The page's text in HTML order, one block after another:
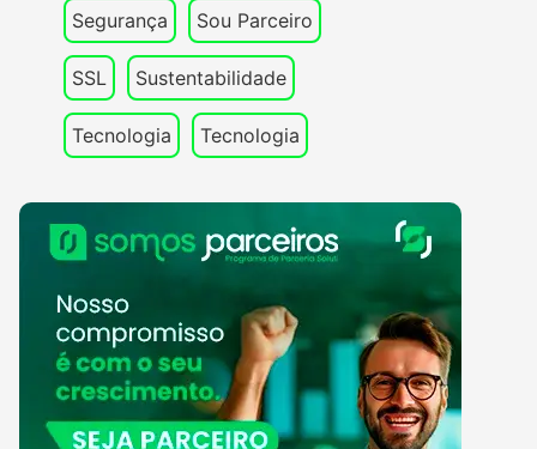
Segurança Sou Parceiro
SSL Sustentabilidade
Tecnologia Tecnologia